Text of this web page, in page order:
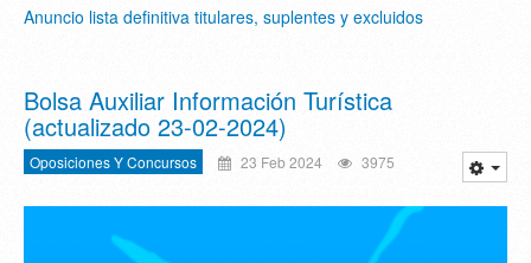
Anuncio lista definitiva titulares, suplentes y excluidos
Bolsa Auxiliar Información Turística
(actualizado 23-02-2024)
Oposiciones Y Concursos 23 Feb 2024 3975